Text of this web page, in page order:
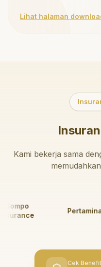
Lihat halaman
Kami bekerja sama
Pertamina
Cek